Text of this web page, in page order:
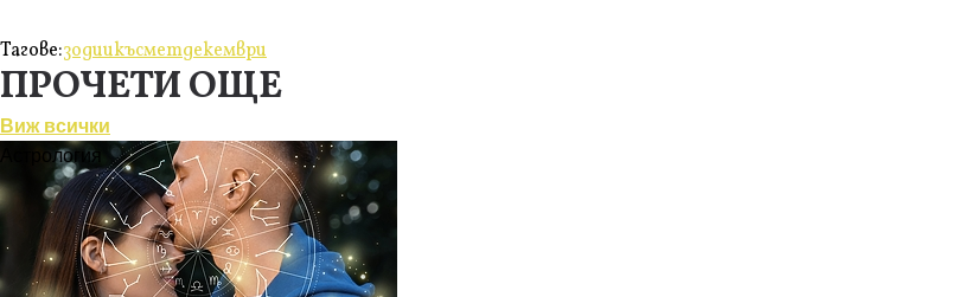
Тагове:зодиикъсметдекември
ПРОЧЕТИ ОЩЕ
Виж всички
Астрология